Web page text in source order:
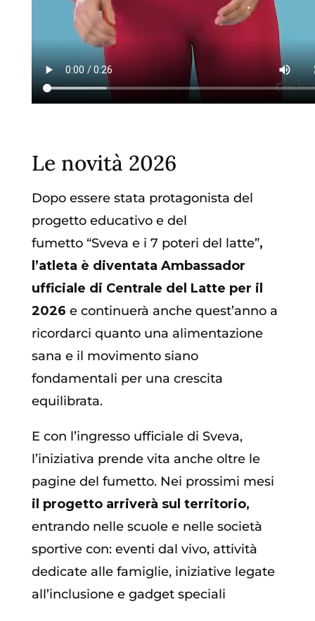
Le novità 2026
Dopo essere stata protagonista del
progetto educativo e del
fumetto “Sveva e i 7 poteri del latte”,
l’atleta è diventata Ambassador
ufficiale di Centrale del Latte per il
2026 e continuerà anche quest’anno a
ricordarci quanto una alimentazione
sana e il movimento siano
fondamentali per una crescita
equilibrata.
E con l’ingresso ufficiale di Sveva,
l’iniziativa prende vita anche oltre le
pagine del fumetto. Nei prossimi mesi
il progetto arriverà sul territorio,
entrando nelle scuole e nelle società
sportive con: eventi dal vivo, attività
dedicate alle famiglie, iniziative legate
all’inclusione e gadget speciali